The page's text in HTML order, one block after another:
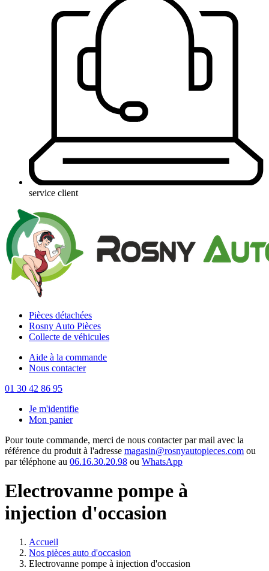
service client
Pièces détachées
Rosny Auto Pièces
Collecte de véhicules
Aide à la commande
Nous contacter
01 30 42 86 95
Je m'identifie
Mon panier
Pour toute commande, merci de nous contacter par mail avec la
référence du produit à l'adresse magasin@rosnyautopieces.com ou
par téléphone au 06.16.30.20.98 ou WhatsApp
Electrovanne pompe à
injection d'occasion
Accueil
Nos pièces auto d'occasion
Electrovanne pompe à injection d'occasion